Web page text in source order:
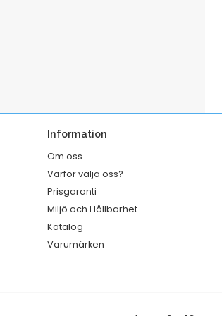
Information
Om oss
Varför välja oss?
Prisgaranti
Miljö och Hållbarhet
Katalog
Varumärken